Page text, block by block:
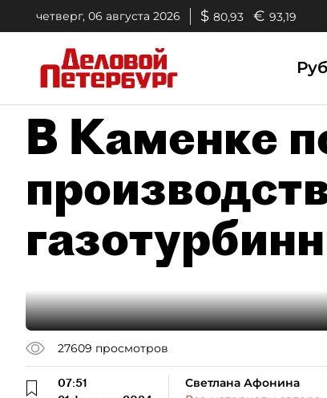
четверг, 06 августа 2026 $ 80,93 € 93,19
В Каменке
27609 просмотров
07:51
Светлана Афонина